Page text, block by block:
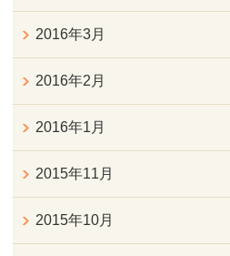
2016年3月
2016年2月
2016年1月
2015年11月
2015年10月